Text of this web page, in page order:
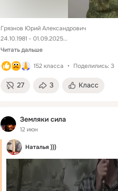
Грязнов Юрий Александрович
24.10.1981 - 01.09.2025
Розовское сп, с. Бологое
Читать дальше
152 класса Поделились: 3
27 3 Класс
Земляки сила
12 июн
Наталья )))